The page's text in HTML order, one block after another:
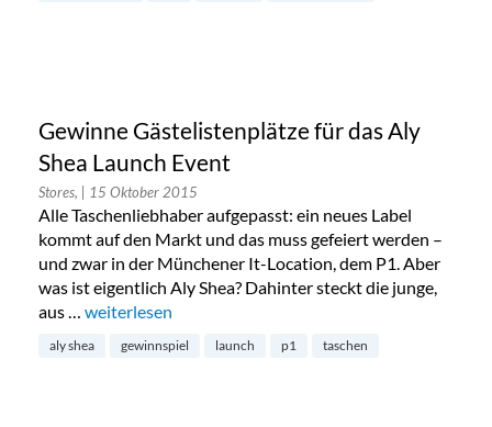
Gewinne Gästelistenplätze für das Aly
Shea Launch Event
Stores, | 15 Oktober 2015
Alle Taschenliebhaber aufgepasst: ein neues Label
kommt auf den Markt und das muss gefeiert werden –
und zwar in der Münchener It-Location, dem P1. Aber
was ist eigentlich Aly Shea? Dahinter steckt die junge,
aus … „Gewinne Gästelistenplätze für das Aly Shea Launch
weiterlesen
aly shea gewinnspiel launch p1 taschen